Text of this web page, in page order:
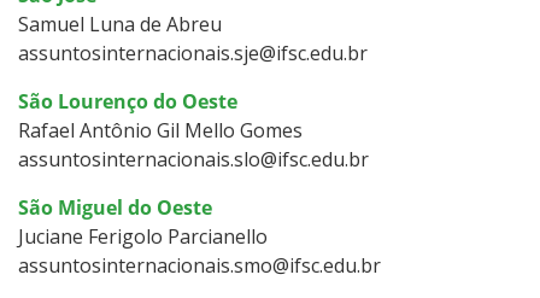
Samuel Luna de Abreu
assuntosinternacionais.sje@ifsc.edu.br
São Lourenço do Oeste
Rafael Antônio Gil Mello Gomes
assuntosinternacionais.slo@ifsc.edu.br
São Miguel do Oeste
Juciane Ferigolo Parcianello
assuntosinternacionais.smo@ifsc.edu.br